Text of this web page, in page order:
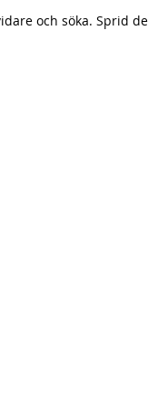
och söka. Sprid